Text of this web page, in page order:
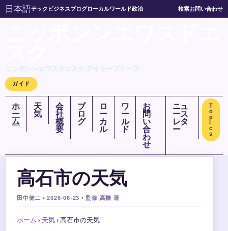
日本語テック ビジネスブログローカルワールド政治 検索お問い合わせ
ニッポンンエワスドエスク デイリーブリーフ
ガイド
ホ
ー
ム
天
気
会
社
概
要
ブ
ロ
グ
ロ
ー
カ
ル
ワ
ー
ル
ド
お
問
い
合
わ
せ
ニュ
ース
レタ
ー
T
o
p
i
c
s
高石市の天気
田中健二 • 2026-06-23 • 監修 高橋 蓮
ホーム › 天気›高石市の天気